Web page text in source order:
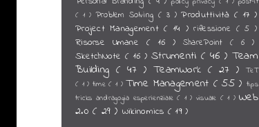
( 1 ) Problem Solving ( 3 )Produttività( 17 )
Project Management( 14 )riflessione ( 5 )
Risorse Umane ( 16 ) SharePoint( 6 )
SketchNote( 16 )Strumenti( 46 ) Team
Building ( 47 )TeamWork ( 27 )TeT
( 1 ) time( 1 ) Time Management ( 55 ) tips
tricks andragogia esperienziale( 1 ) visuale ( 1 )Web
2.0( 29 ) Wikinomics ( 19 )